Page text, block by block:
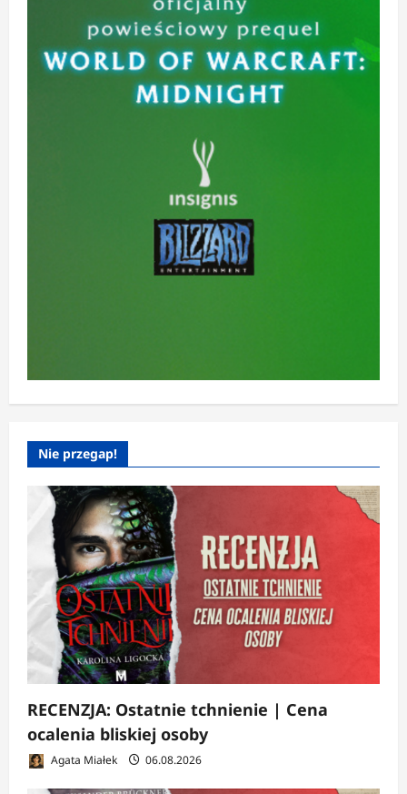
Nie przegap!
RECENZJA: Ostatnie tchnienie | Cena
ocalenia bliskiej osoby
Agata Miałek 06.08.2026